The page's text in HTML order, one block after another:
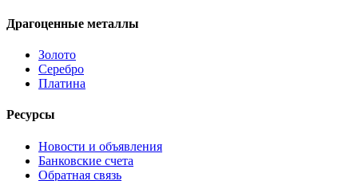
Драгоценные металлы
Золото
Серебро
Платина
Ресурсы
Новости и объявления
Банковские счета
Обратная связь